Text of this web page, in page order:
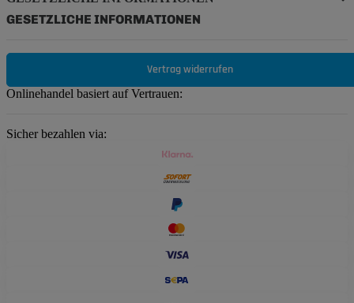
GESETZLICHE INFORMATIONEN
Vertrag widerrufen
Onlinehandel basiert auf Vertrauen:
Sicher bezahlen via: